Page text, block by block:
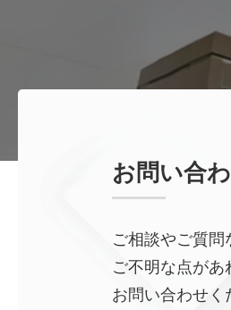
お問い合
ご相談やご質問
ご不明な点があ
お問い合わせく